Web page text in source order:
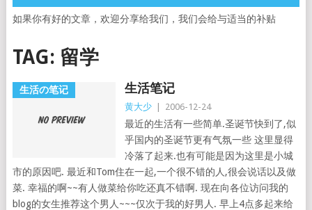
如果你有好的文章，欢迎分享给我们，我们会给与适当的补贴
TAG: 留学
生活の笔记 生活笔记
黄大少 2006-12-24
最近的生活有一些简单.圣诞节快到了,似
乎国内的圣诞节更有气氛一些 这里显得
冷落了起来.也有可能是因为这里是小城
市的原因吧. 最近和Tom住在一起,一个很不错的人,很会说话以及做
菜. 幸福的啊~~有人做菜给你吃还真不错啊. 现在向各位访问我的
blog的女生推荐这个男人~~~仅次于我的好男人. 早上4点多起来给